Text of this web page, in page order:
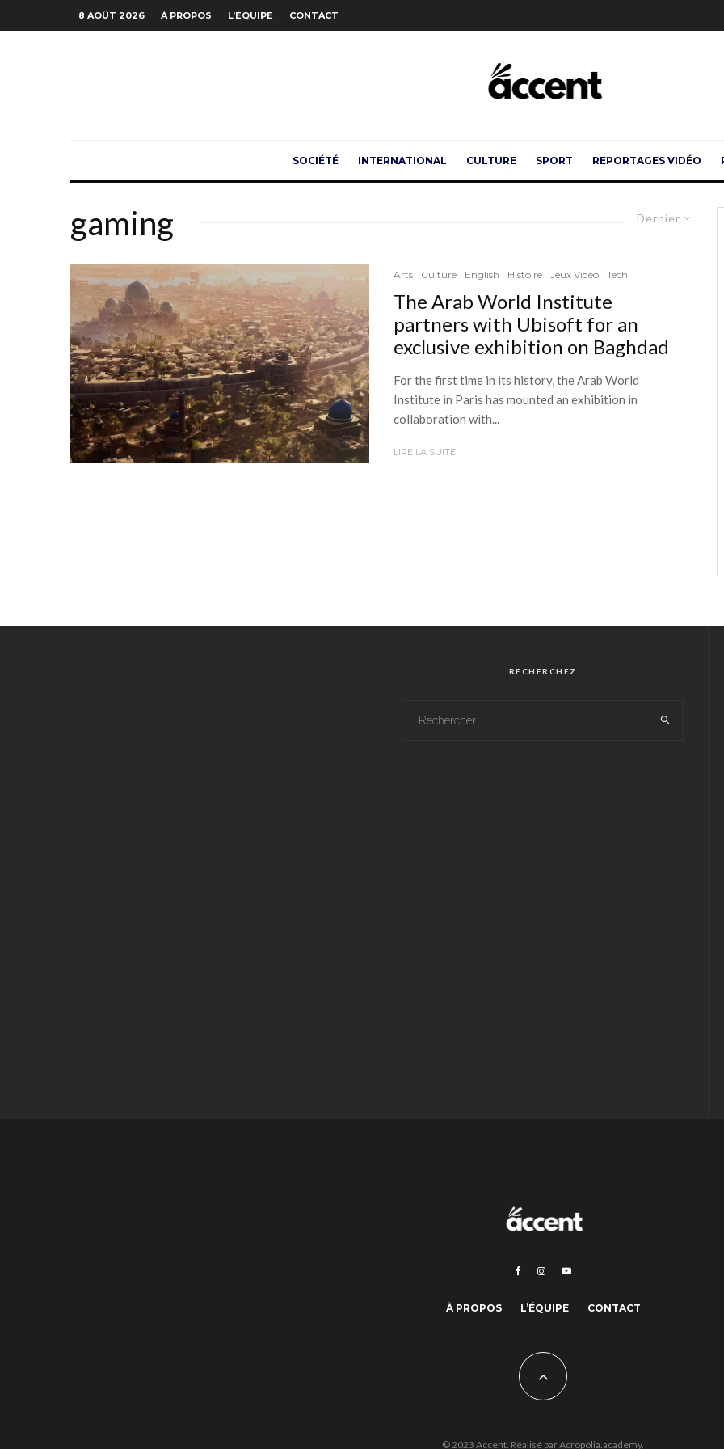
8 AOÛT 2026 À PROPOS L’ÉQUIPE CONTACT
SOCIÉTÉ INTERNATIONAL CULTURE SPORT REPORTAGES VIDÉO
Dernier
gaming
Arts Culture English Histoire Jeux Vidéo Tech
The Arab World Institute
partners with Ubisoft for an
exclusive exhibition on Baghdad
For the first time in its history, the Arab World
Institute in Paris has mounted an exhibition in
collaboration with...
LIRE LA SUITE
RECHERCHEZ
À PROPOS L’ÉQUIPE CONTACT
© 2023 Accent. Réalisé parAcropolia.academy.